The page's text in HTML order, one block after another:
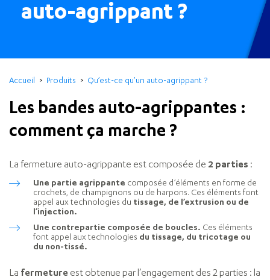
auto-agrippant ?
Accueil Produits Qu’est-ce qu’un auto-agrippant ?
Les bandes auto-agrippantes :
comment ça marche ?
La fermeture auto-agrippante est composée de 2 parties :
Une partie agrippante composée d’éléments en forme de
crochets, de champignons ou de harpons. Ces éléments font
appel aux technologies du tissage, de l’extrusion ou de
l’injection.
Une contrepartie composée de boucles. Ces éléments
font appel aux technologies du tissage, du tricotage ou
du non-tissé.
La fermeture est obtenue par l’engagement des 2 parties : la